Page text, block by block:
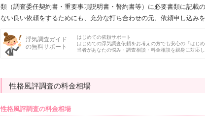
類（調査委任契約書・重要事項説明書・誓約書等）に必要書類に記載
ない良い依頼をするためにも、充分な打ち合わせの元、依頼申し込み
浮気調査ガイド
の無料サポート
はじめての依頼サポート
はじめての浮気調査依頼をお考えの方でも安心の「はじ
当者があなたの悩み・調査相談・料金相談を親身に対応
性格風評調査の料金相場
性格風評調査の料金相場